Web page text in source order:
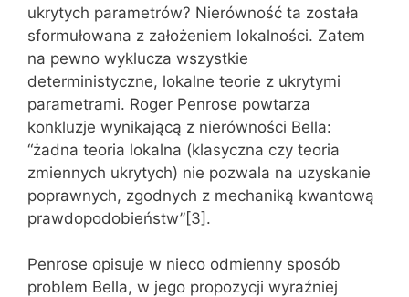
ukrytych parametrów? Nierówność ta została
sformułowana z założeniem lokalności. Zatem
na pewno wyklucza wszystkie
deterministyczne, lokalne teorie z ukrytymi
parametrami. Roger Penrose powtarza
konkluzje wynikającą z nierówności Bella:
“żadna teoria lokalna (klasyczna czy teoria
zmiennych ukrytych) nie pozwala na uzyskanie
poprawnych, zgodnych z mechaniką kwantową
prawdopodobieństw”[3].
Penrose opisuje w nieco odmienny sposób
problem Bella, w jego propozycji wyraźniej